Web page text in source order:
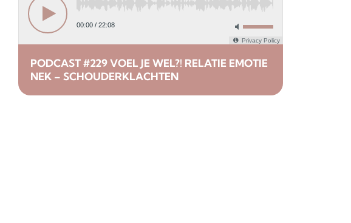
PODCAST #229 VOEL JE WEL?! RELATIE EMOTIE
NEK – SCHOUDERKLACHTEN